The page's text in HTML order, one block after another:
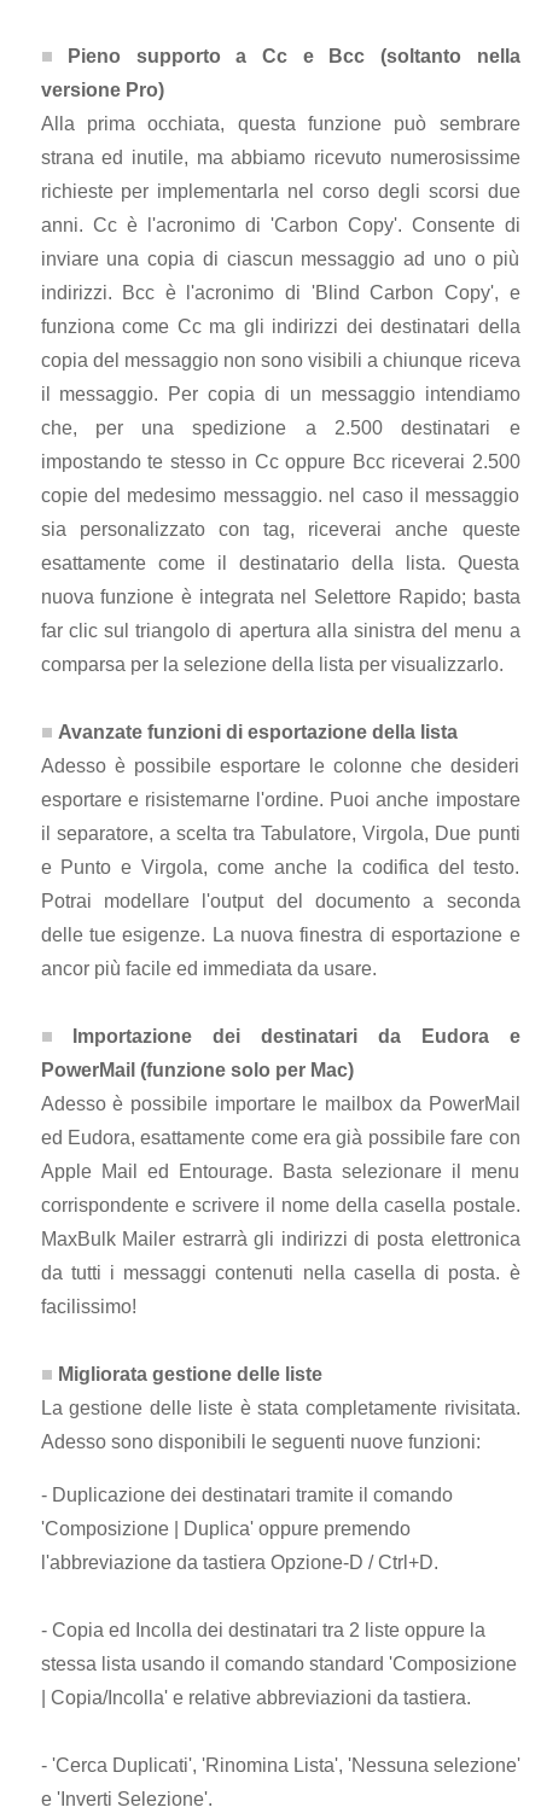
Pieno supporto a Cc e Bcc (soltanto nella
versione Pro)
Alla prima occhiata, questa funzione può sembrare
strana ed inutile, ma abbiamo ricevuto numerosissime
richieste per implementarla nel corso degli scorsi due
anni. Cc è l'acronimo di 'Carbon Copy'. Consente di
inviare una copia di ciascun messaggio ad uno o più
indirizzi. Bcc è l'acronimo di 'Blind Carbon Copy', e
funziona come Cc ma gli indirizzi dei destinatari della
copia del messaggio non sono visibili a chiunque riceva
il messaggio. Per copia di un messaggio intendiamo
che, per una spedizione a 2.500 destinatari e
impostando te stesso in Cc oppure Bcc riceverai 2.500
copie del medesimo messaggio. nel caso il messaggio
sia personalizzato con tag, riceverai anche queste
esattamente come il destinatario della lista. Questa
nuova funzione è integrata nel Selettore Rapido; basta
far clic sul triangolo di apertura alla sinistra del menu a
comparsa per la selezione della lista per visualizzarlo.
Avanzate funzioni di esportazione della lista
Adesso è possibile esportare le colonne che desideri
esportare e risistemarne l'ordine. Puoi anche impostare
il separatore, a scelta tra Tabulatore, Virgola, Due punti
e Punto e Virgola, come anche la codifica del testo.
Potrai modellare l'output del documento a seconda
delle tue esigenze. La nuova finestra di esportazione e
ancor più facile ed immediata da usare.
Importazione dei destinatari da Eudora e
PowerMail (funzione solo per Mac)
Adesso è possibile importare le mailbox da PowerMail
ed Eudora, esattamente come era già possibile fare con
Apple Mail ed Entourage. Basta selezionare il menu
corrispondente e scrivere il nome della casella postale.
MaxBulk Mailer estrarrà gli indirizzi di posta elettronica
da tutti i messaggi contenuti nella casella di posta. è
facilissimo!
Migliorata gestione delle liste
La gestione delle liste è stata completamente rivisitata.
Adesso sono disponibili le seguenti nuove funzioni:
- Duplicazione dei destinatari tramite il comando
'Composizione | Duplica' oppure premendo
l'abbreviazione da tastiera Opzione-D / Ctrl+D.
- Copia ed Incolla dei destinatari tra 2 liste oppure la
stessa lista usando il comando standard 'Composizione
| Copia/Incolla' e relative abbreviazioni da tastiera.
- 'Cerca Duplicati', 'Rinomina Lista', 'Nessuna selezione'
e 'Inverti Selezione'.